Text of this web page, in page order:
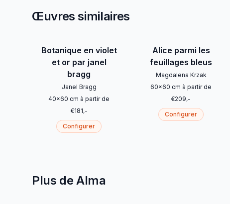
Œuvres similaires
Botanique en violet
et or par janel
bragg
Janel Bragg
40x60 cm à partir de
€181,-
Configurer
Alice parmi les
feuillages bleus
Magdalena Krzak
60x60 cm à partir de
€209,-
Configurer
Plus de Alma